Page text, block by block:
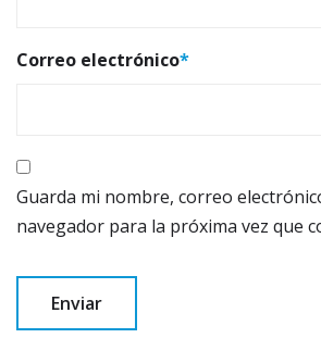
Correo electrónico*
Guarda mi nombre, correo
navegador para la próxima vez que